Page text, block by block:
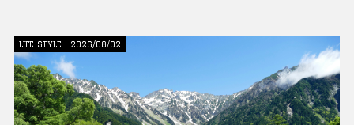
LIFE STYLE | 2026/08/02